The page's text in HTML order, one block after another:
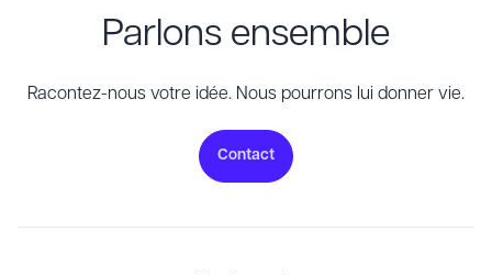
Parlons ensemble
Racontez-nous votre idée. Nous pourrons lui donner vie.
Contact